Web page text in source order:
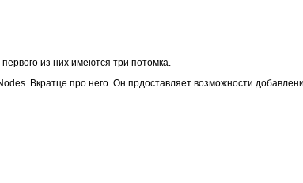
из них имеются три потомка.
Вкратце про него. Он прдоставляет возможности